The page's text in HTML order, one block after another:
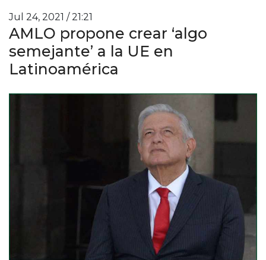
Jul 24, 2021 / 21:21
AMLO propone crear ‘algo
semejante’ a la UE en
Latinoamérica